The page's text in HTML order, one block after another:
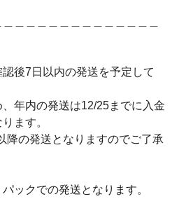
後7日以内の発送を予定して
年内の発送は12/25までに入金
ます。
降の発送となりますのでご了承
ックでの発送となります。